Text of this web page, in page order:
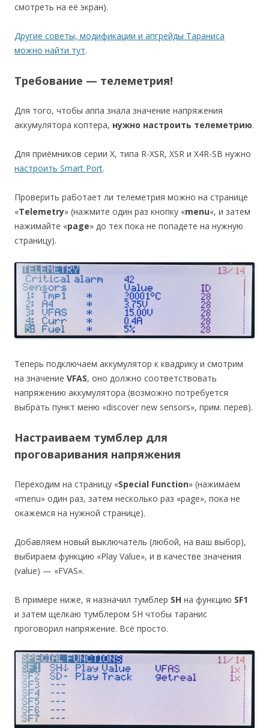
смотреть на её экран).
Другие советы, модификации и апгрейды Тараниса
можно найти тут.
Требование — телеметрия!
Для того, чтобы аппа знала значение напряжения
аккумулятора коптера, нужно настроить телеметрию.
Для приёмников серии X, типа R-XSR, XSR и X4R-SB нужно
настроить Smart Port.
Проверить работает ли телеметрия можно на странице
«Telemetry» (нажмите один раз кнопку «menu«, и затем
нажимайте «page» до тех пока не попадете на нужную
страницу).
Теперь подключаем аккумулятор к квадрику и смотрим
на значение VFAS, оно должно соответствовать
напряжению аккумулятора (возможно потребуется
выбрать пункт меню «discover new sensors», прим. перев).
Настраиваем тумблер для
проговаривания напряжения
Переходим на страницу «Special Function» (нажимаем
«menu» один раз, затем несколько раз «page», пока не
окажемся на нужной странице).
Добавляем новый выключатель (любой, на ваш выбор),
выбираем функцию «Play Value», и в качестве значения
(value) — «FVAS».
В примере ниже, я назначил тумблер SH на функцию SF1
и затем щелкаю тумблером SH чтобы таранис
проговорил напряжение. Всё просто.